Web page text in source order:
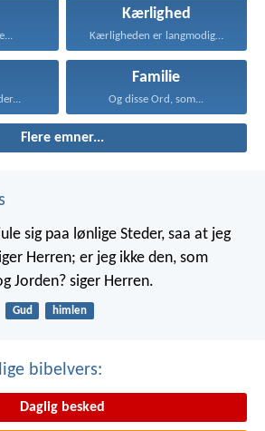
Kærlighed
Kærligheden er langmodig, er...
Familie
Og disse Ord, som...
Flere emner...
sig paa lønlige Steder, saa at jeg
Herren; er jeg ikke den, som
Jorden? siger Herren.
Gud himlen
bibelvers:
Daglig besked